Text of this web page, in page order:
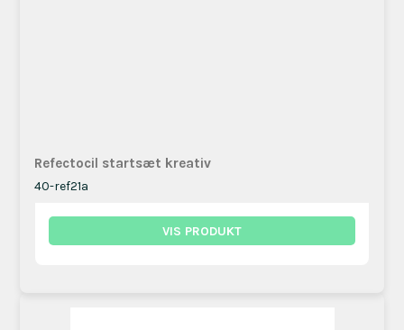
Refectocil startsæt kreativ
40-ref21a
VIS PRODUKT